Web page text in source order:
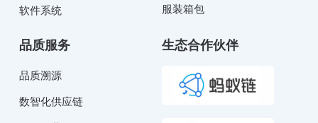
软件系统 服装箱包
品质服务
品质溯源
数智化供应链
生态合作伙伴